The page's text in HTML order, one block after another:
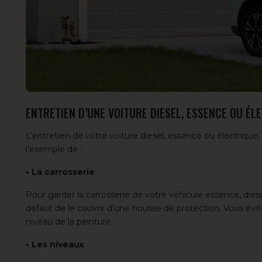
ENTRETIEN D’UNE VOITURE DIESEL, ESSENCE OU
L’entretien de votre voiture diesel, essence ou
l’exemple de :
• La carrosserie
Pour garder la carrosserie de votre véhicule essence,
défaut de le couvrir d’une housse de protection. Vous
niveau de la peinture.
• Les niveaux